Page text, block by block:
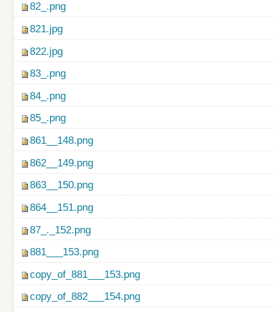
82_.png
821.jpg
822.jpg
83_.png
84_.png
85_.png
861__148.png
862__149.png
863__150.png
864__151.png
87_._152.png
881___153.png
copy_of_881___153.png
copy_of_882___154.png